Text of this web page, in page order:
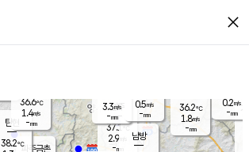
close
양주
37.1℃
2.9
-mm
파주금촌
36.2℃
1.8m/s
-mm
탄현
38.2℃
0.2m/s
-mm
남방
3.3m/s
-mm
36.6℃
1.4m/s
-mm
0.5m/s
-mm